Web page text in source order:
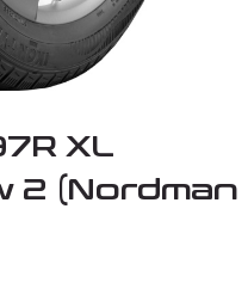
XL
2 (Nordman